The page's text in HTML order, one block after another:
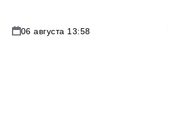
06 августа 13:58